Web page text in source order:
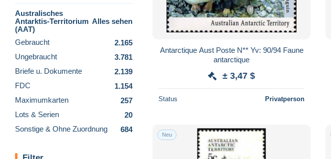
Australisches
Antarktis-Territorium
(AAT)
Alles sehen
Gebraucht
2.165
Ungebraucht
3.781
Briefe u. Dokumente
2.139
FDC
1.154
Maximumkarten
257
Lots & Serien
20
Sonstige & Ohne Zuordnung
684
Antarctique Aust Poste N** Yv: 90/94 Faune
antarctique
± 3,47 $
Status Privatperson
Neu